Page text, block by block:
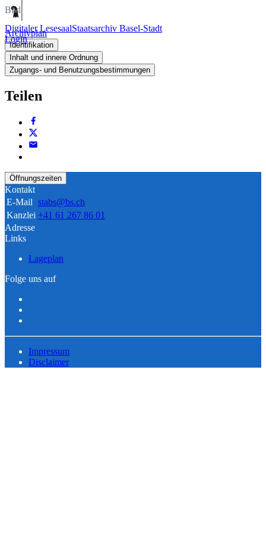
Digitaler LesesaalStaatsarchiv Basel-Stadt
Login
Bild
Archivplan
Identifikation
Inhalt und innere Ordnung
Zugangs- und Benutzungsbestimmungen
Teilen
Öffnungszeiten
Kontakt
E-Mail stabs@bs.ch
Kanzlei +41 61 267 86 01
Adresse
Links
Lageplan
Folge uns auf
Impressum
Disclaimer